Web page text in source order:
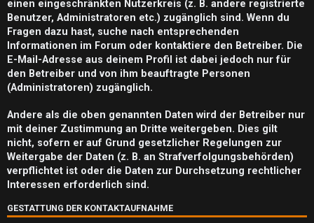
e
n
S
u
c
h
e
einen eingeschränkten Nutzerkreis (z. B. andere registrierte
Benutzer, Administratoren etc.) zugänglich sind. Wenn du
Fragen dazu hast, suche nach entsprechenden
Informationen im Forum oder kontaktiere den Betreiber. Die
E-Mail-Adresse aus deinem Profil ist dabei jedoch nur für
den Betreiber und von ihm beauftragte Personen
(Administratoren) zugänglich.
Andere als die oben genannten Daten wird der Betreiber nur
mit deiner Zustimmung an Dritte weitergeben. Dies gilt
nicht, sofern er auf Grund gesetzlicher Regelungen zur
Weitergabe der Daten (z. B. an Strafverfolgungsbehörden)
verpflichtet ist oder die Daten zur Durchsetzung rechtlicher
Interessen erforderlich sind.
GESTATTUNG DER KONTAKTAUFNAHME